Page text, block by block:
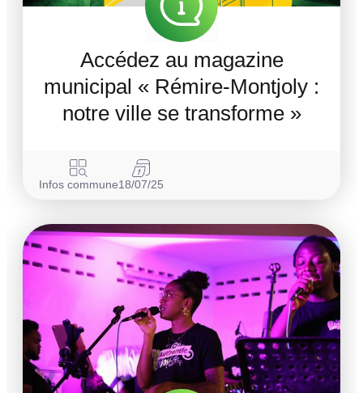
Accédez au magazine
municipal « Rémire-Montjoly :
notre ville se transforme »
Infos commune18/07/25